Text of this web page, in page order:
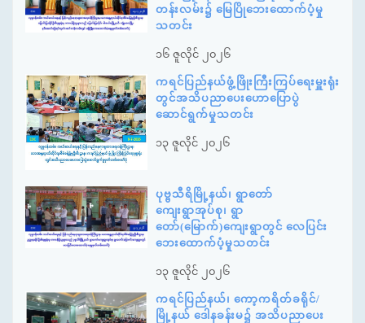
တန်းလမ်း၌ မြေပြိုဘေးထောက်ပံ့မှု
သတင်း
၁၆ ဇူလိုင် ၂၀၂၆
ကရင်ပြည်နယ်ဖွံ့ဖြိုးကြီးကြပ်ရေးမှူးရုံး
တွင်အသိပညာပေးဟောပြောပွဲ
ဆောင်ရွက်မှုသတင်း
၁၃ ဇူလိုင် ၂၀၂၆
ပုဗ္ဗသီရိမြို့နယ်၊ ရွာတော်
ကျေးရွာအုပ်စု၊ ရွာ
တော်(မြောက်)ကျေးရွာတွင် လေပြင်း
ဘေးထောက်ပံ့မှုသတင်း
၁၃ ဇူလိုင် ၂၀၂၆
ကရင်ပြည်နယ်၊ ကော့ကရိတ်ခရိုင်/
မြို့နယ် ဒေါနခန်းမ၌ အသိပညာပေး